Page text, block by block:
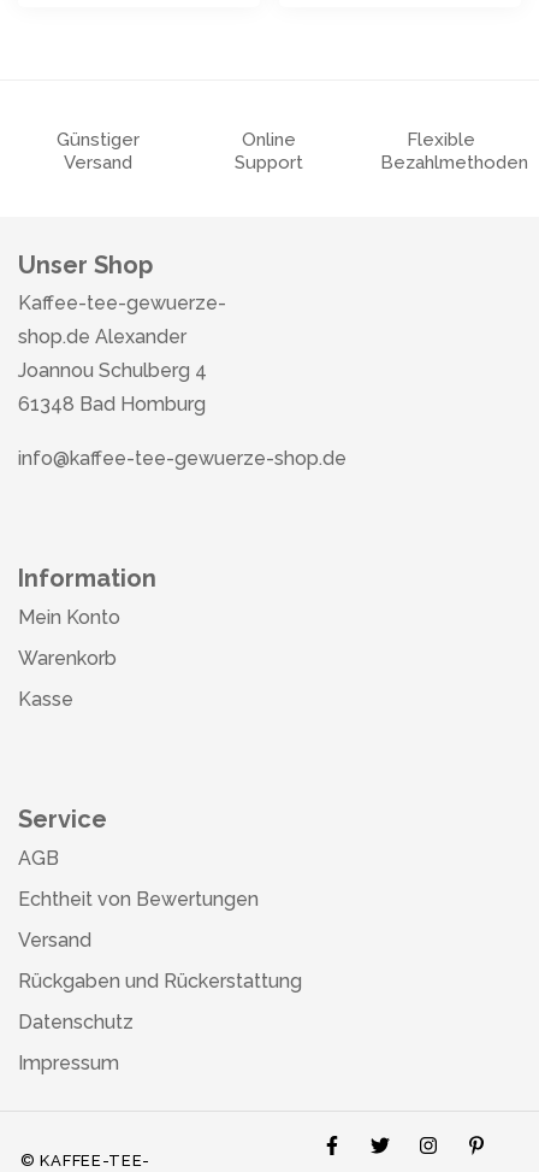
Günstiger
Versand
Online
Support
Flexible
Bezahlmethoden
Unser Shop
Kaffee-tee-gewuerze-
shop.de Alexander
Joannou Schulberg 4
61348 Bad Homburg
info@kaffee-tee-gewuerze-shop.de
Information
Mein Konto
Warenkorb
Kasse
Service
AGB
Echtheit von Bewertungen
Versand
Rückgaben und Rückerstattung
Datenschutz
Impressum
© KAFFEE-TEE-